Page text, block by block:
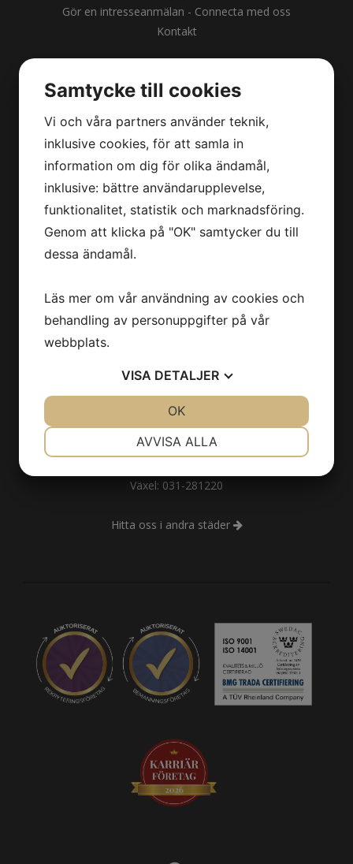
Gör en intresseanmälan - Connecta med oss
Kontakt
För företag
Kontakt
Sociala medier
Facebook
LinkedIn
Instagram
Visselblåsare
Integritetspolicy
Kontakta oss
Tranpenad Huvudkontor
Växel: 031-281220
Hitta oss i andra städer
Samtycke till cookies
Vi och våra partners använder teknik,
inklusive cookies, för att samla in
information om dig för olika ändamål,
inklusive: bättre användarupplevelse,
funktionalitet, statistik och marknadsföring.
Genom att klicka på "OK" samtycker du till
dessa ändamål.
Läs mer om vår användning av cookies och
behandling av personuppgifter på vår
webbplats.
VISA DETALJER
MARKNADSFÖRING STATISTIK
AVVISA ALLA
OK